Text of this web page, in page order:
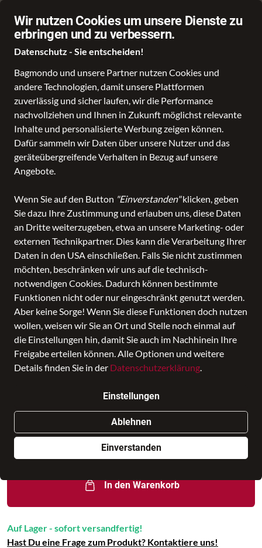
Wir nutzen Cookies um unsere Dienste zu
erbringen und zu verbessern.
Datenschutz - Sie entscheiden!
Bagmondo und unsere Partner nutzen Cookies und
andere Technologien, damit unsere Plattformen
zuverlässig und sicher laufen, wir die Performance
nachvollziehen und Ihnen in Zukunft möglichst relevante
Inhalte und personalisierte Werbung zeigen können.
Dafür sammeln wir Daten über unsere Nutzer und das
geräteübergreifende Verhalten in Bezug auf unsere
Angebote.
Wenn Sie auf den Button "Einverstanden"klicken, geben
Sie dazu Ihre Zustimmung und erlauben uns, diese Daten
an Dritte weiterzugeben, etwa an unsere Marketing- oder
externen Technikpartner. Dies kann die Verarbeitung Ihrer
Daten in den USA einschließen. Falls Sie nicht zustimmen
möchten, beschränken wir uns auf die technisch-
notwendigen Cookies. Dadurch können bestimmte
Funktionen nicht oder nur eingeschränkt genutzt werden.
Aber keine Sorge! Wenn Sie diese Funktionen doch nutzen
wollen, weisen wir Sie an Ort und Stelle noch einmal auf
die Einstellungen hin, damit Sie auch im Nachhinein Ihre
Freigabe erteilen können. Alle Optionen und weitere
Details finden Sie in der Datenschutzerklärung.
Einstellungen
Ablehnen
Einverstanden
Reise Business Freizeit Fashion & Lifestyle
Preis inkl. MwSt., VersandGRATIS
Nur noch weniger als 3 Artikel im Geschäft vorhanden.
In den Warenkorb
Auf Lager - sofort versandfertig!
Hast Du eine Frage zum Produkt? Kontaktiere uns!